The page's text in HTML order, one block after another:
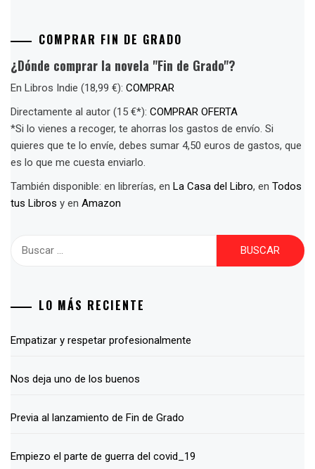
COMPRAR FIN DE GRADO
¿Dónde comprar la novela "Fin de Grado"?
En Libros Indie (18,99 €): COMPRAR
Directamente al autor (15 €*): COMPRAR OFERTA
*Si lo vienes a recoger, te ahorras los gastos de envío. Si
quieres que te lo envíe, debes sumar 4,50 euros de gastos, que
es lo que me cuesta enviarlo.
También disponible: en librerías, en La Casa del Libro, en Todos
tus Libros y en Amazon
LO MÁS RECIENTE
Empatizar y respetar profesionalmente
Nos deja uno de los buenos
Previa al lanzamiento de Fin de Grado
Empiezo el parte de guerra del covid_19